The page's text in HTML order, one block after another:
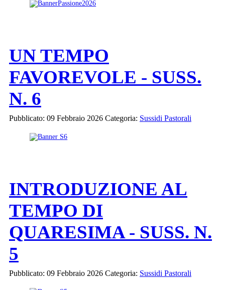
UN TEMPO
FAVOREVOLE - SUSS.
N. 6
Pubblicato: 09 Febbraio 2026 Categoria: Sussidi Pastorali
INTRODUZIONE AL
TEMPO DI
QUARESIMA - SUSS. N.
5
Pubblicato: 09 Febbraio 2026 Categoria: Sussidi Pastorali